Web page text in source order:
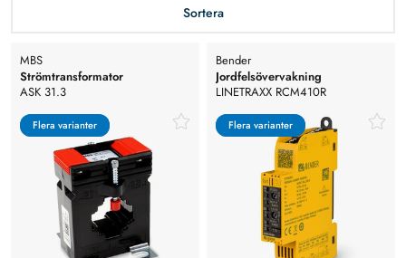
Sortera
Flera varianter
Flera varianter
MBS
Strömtransformator
ASK 31.3
Flera varianter
Flera varianter
Bender
Jordfelsövervakning
LINETRAXX RCM410R